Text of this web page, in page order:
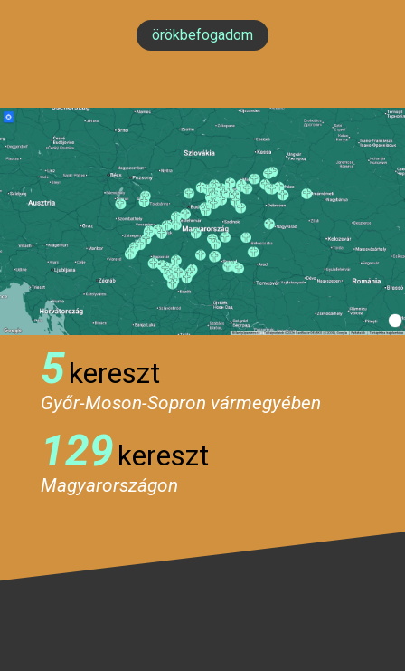
örökbefogadom
5kereszt
Győr-Moson-Sopron vármegyében
129kereszt
Magyarországon